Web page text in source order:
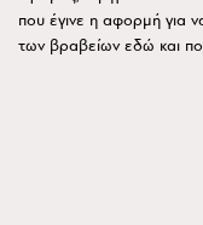
που έγινε η αφορμή για
των βραβείων εδώ και